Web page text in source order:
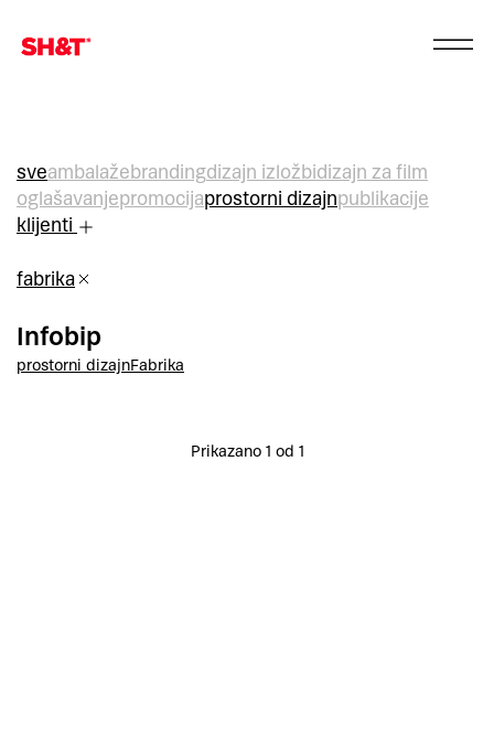
sveambalažebrandingdizajn izložbidizajn za film
oglašavanjepromocijaprostorni dizajnpublikacije
klijenti
fabrika
Infobip
prostorni dizajnFabrika
Prikazano 1 od 1